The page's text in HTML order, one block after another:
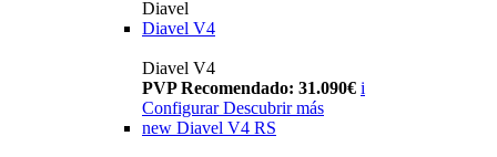
Diavel
Diavel V4
Diavel V4
PVP Recomendado: 31.090€ i
Configurar Descubrir más
new Diavel V4 RS